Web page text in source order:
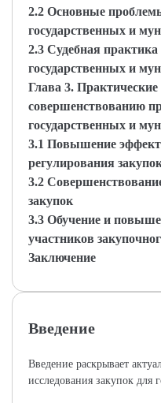
2.2 Основные
государственных и
2.3 Судебная
государственных и
Глава 3.
совершенствованию
государственных и
3.1 Повышение
регулирования
3.2
закупок
3.3 Обучение и
участников
Заключение
Введение
Введение раскрывает
исследования закупок для